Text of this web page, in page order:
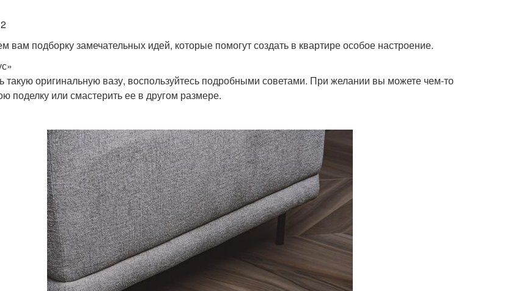
вам подборку замечательных идей, которые помогут создать в квартире особое настроение.
такую оригинальную вазу, воспользуйтесь подробными советами. При желании вы можете чем-то
поделку или смастерить ее в другом размере.